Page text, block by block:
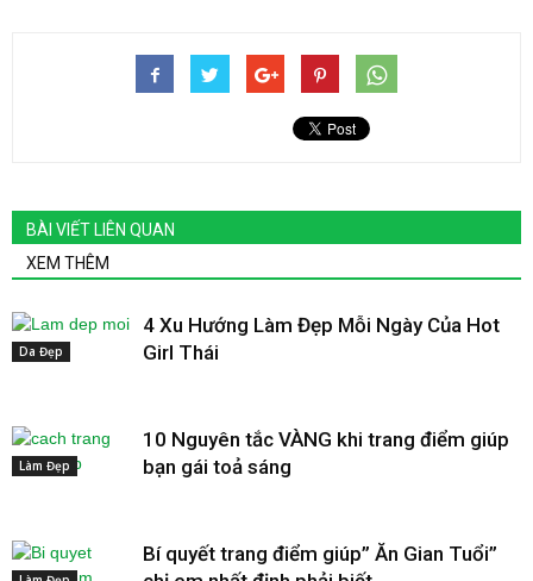
BÀI VIẾT LIÊN QUAN
XEM THÊM
Da Đẹp
4 Xu Hướng Làm Đẹp Mỗi Ngày Của Hot
Girl Thái
Làm Đẹp
10 Nguyên tắc VÀNG khi trang điểm giúp
bạn gái toả sáng
Bí quyết trang điểm giúp” Ăn Gian Tuổi”